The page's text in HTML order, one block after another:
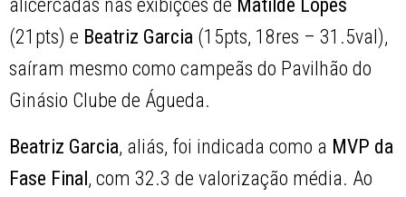
alicercadas nas exibições de Matilde Lopes
(21pts) e Beatriz Garcia (15pts, 18res – 31.5val),
saíram mesmo como campeãs do Pavilhão do
Ginásio Clube de Águeda.
Beatriz Garcia, aliás, foi indicada como a MVP da
Fase Final, com 32.3 de valorização média. Ao